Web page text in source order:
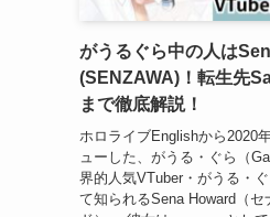
がうるぐら中の人は
(SENZAWA)！転生先
まで徹底解説！
ホロライブEnglishから2020
ューした、がうる・ぐら（
界的人気VTuber・がうる・
て知られるSena Howard（セ